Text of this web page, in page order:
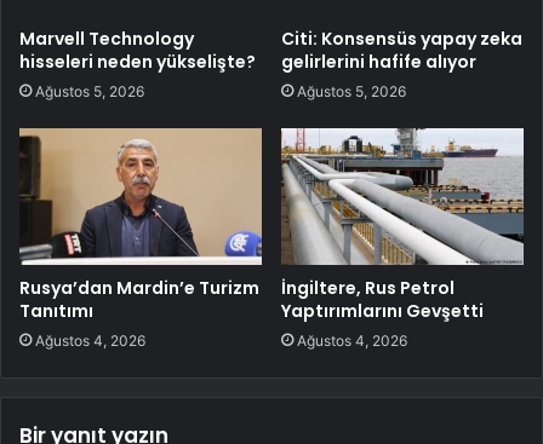
Marvell Technology
hisseleri neden yükselişte?
Ağustos 5, 2026
Citi: Konsensüs yapay zeka
gelirlerini hafife alıyor
Ağustos 5, 2026
Rusya’dan Mardin’e Turizm
Tanıtımı
Ağustos 4, 2026
İngiltere, Rus Petrol
Yaptırımlarını Gevşetti
Ağustos 4, 2026
Bir yanıt yazın